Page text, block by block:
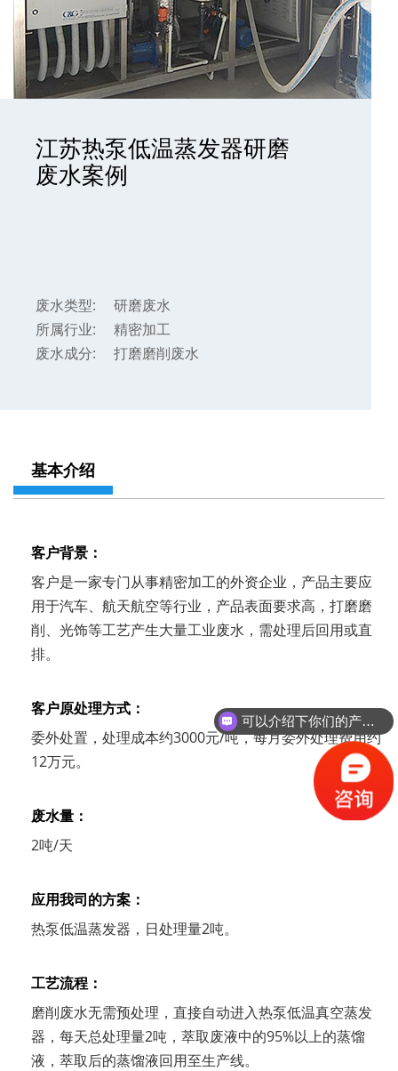
江苏热泵低温蒸发器研磨
废水案例
废水类型:
研磨废水
所属行业:
精密加工
废水成分:
打磨磨削废水
基本介绍
客户背景：
客户是一家专门从事精密加工的外资企业，产品主要应
用于汽车、航天航空等行业，产品表面要求高，打磨磨
削、光饰等工艺产生大量工业废水，需处理后回用或直
排。
客户原处理方式：
委外处置，处理成本约3000元/吨，每月委外处理费用约
12万元。
废水量：
2吨/天
应用我司的方案：
热泵低温蒸发器，日处理量2吨。
工艺流程：
磨削废水无需预处理，直接自动进入热泵低温真空蒸发
器，每天总处理量2吨，萃取废液中的95%以上的蒸馏
液，萃取后的蒸馏液回用至生产线。
可以介绍下你们的产品么？